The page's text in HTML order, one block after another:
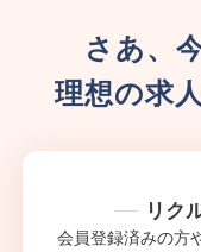
さあ、
理想の求
リク
会員登録済みの方